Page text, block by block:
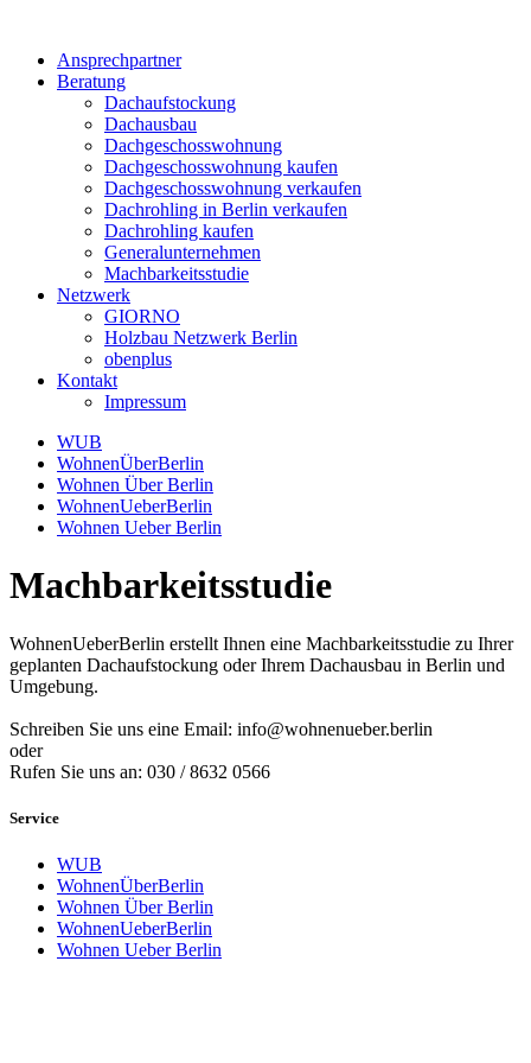
Ansprechpartner
Beratung
Dachaufstockung
Dachausbau
Dachgeschosswohnung
Dachgeschosswohnung kaufen
Dachgeschosswohnung verkaufen
Dachrohling in Berlin verkaufen
Dachrohling kaufen
Generalunternehmen
Machbarkeitsstudie
Netzwerk
GIORNO
Holzbau Netzwerk Berlin
obenplus
Kontakt
Impressum
WUB
WohnenÜberBerlin
Wohnen Über Berlin
WohnenUeberBerlin
Wohnen Ueber Berlin
Machbarkeitsstudie
WohnenUeberBerlin erstellt Ihnen eine Machbarkeitsstudie zu Ihrer
geplanten Dachaufstockung oder Ihrem Dachausbau in Berlin und
Umgebung.
Schreiben Sie uns eine Email: info@wohnenueber.berlin
oder
Rufen Sie uns an: 030 / 8632 0566
Service
WUB
WohnenÜberBerlin
Wohnen Über Berlin
WohnenUeberBerlin
Wohnen Ueber Berlin